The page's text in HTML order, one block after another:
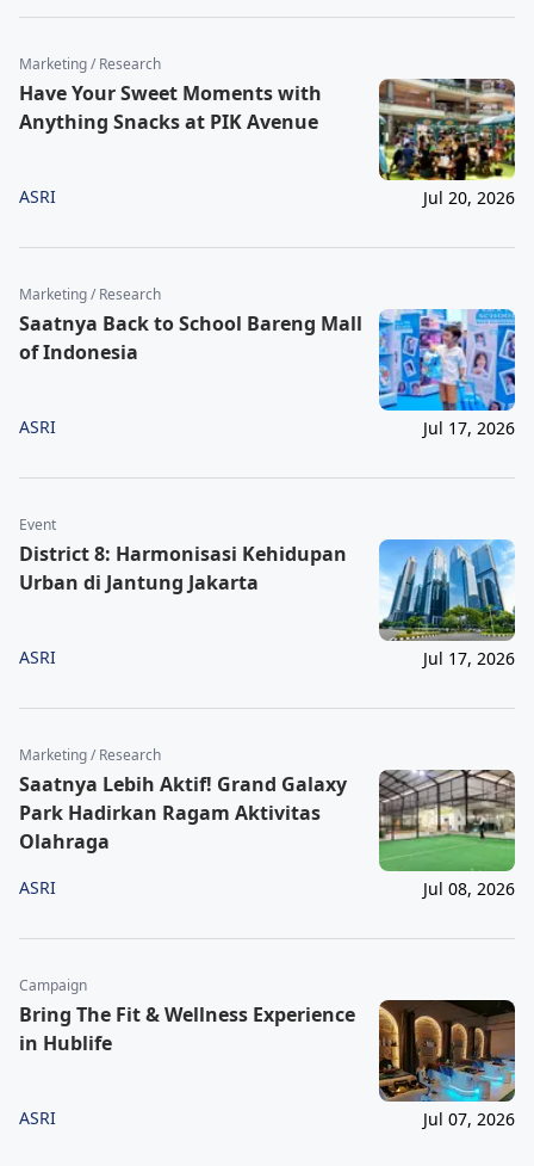
Marketing / Research
Have Your Sweet Moments with
Anything Snacks at PIK Avenue
ASRI Jul 20, 2026
Marketing / Research
Saatnya Back to School Bareng Mall
of Indonesia
ASRI Jul 17, 2026
Event
District 8: Harmonisasi Kehidupan
Urban di Jantung Jakarta
ASRI Jul 17, 2026
Marketing / Research
Saatnya Lebih Aktif! Grand Galaxy
Park Hadirkan Ragam Aktivitas
Olahraga
ASRI Jul 08, 2026
Campaign
Bring The Fit & Wellness Experience
in Hublife
ASRI Jul 07, 2026